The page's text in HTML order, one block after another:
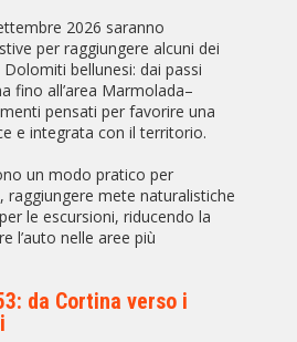
2026 saranno
per raggiungere alcuni dei
bellunesi: dai passi
fino all’area Marmolada–
pensati per favorire una
e integrata con il territorio.
un modo pratico per
raggiungere mete naturalistiche
le escursioni, riducendo la
l’auto nelle aree più
da Cortina verso i